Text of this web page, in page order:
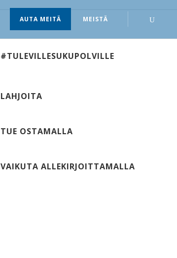
AUTA MEITÄ MEISTÄ
#TULEVILLESUKUPOLVILLE
LAHJOITA
TUE OSTAMALLA
VAIKUTA ALLEKIRJOITTAMALLA